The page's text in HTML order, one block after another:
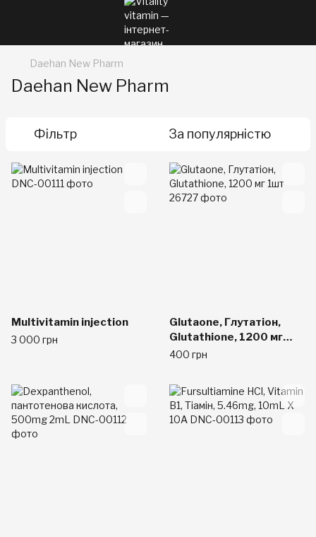
Daehan New Pharm
Daehan New Pharm
Фільтр За популярністю
Multivitamin injection
3 000 грн
Glutaone, Глутатіон,
Glutathione, 1200 мг
1шт
400 грн